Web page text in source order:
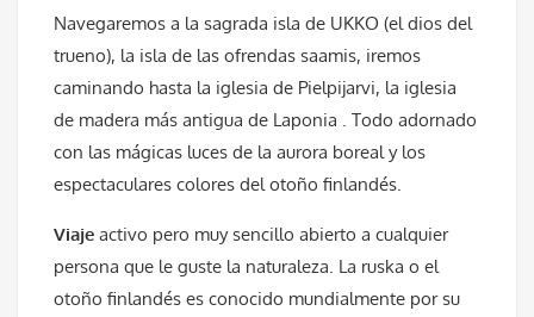
Navegaremos a la sagrada isla de UKKO (el dios del
trueno), la isla de las ofrendas saamis, iremos
caminando hasta la iglesia de Pielpijarvi, la iglesia
de madera más antigua de Laponia . Todo adornado
con las mágicas luces de la aurora boreal y los
espectaculares colores del otoño finlandés.
Viaje activo pero muy sencillo abierto a cualquier
persona que le guste la naturaleza. La ruska o el
otoño finlandés es conocido mundialmente por su